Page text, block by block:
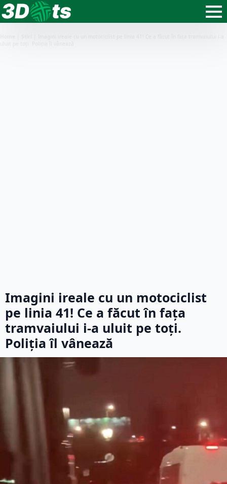
Imagini ireale cu un motociclist
pe linia 41! Ce a făcut în fața
tramvaiului i-a uluit pe toți.
Poliția îl vânează